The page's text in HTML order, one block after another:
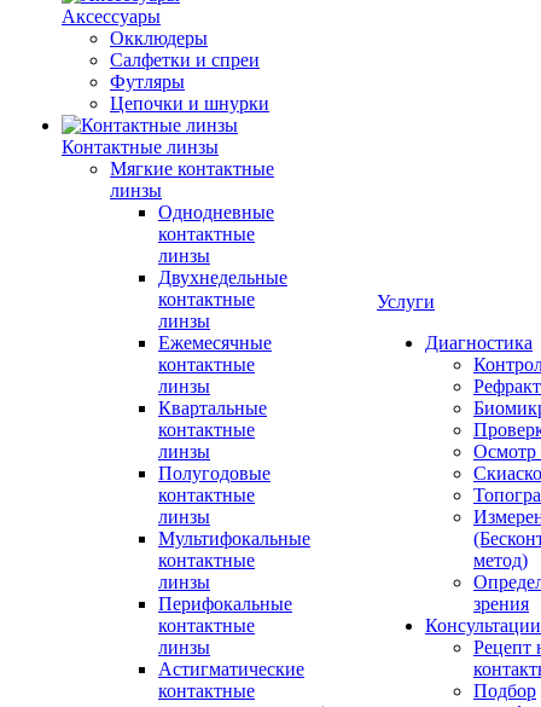
Аксессуары
Окклюдеры
Салфетки и спреи
Футляры
Цепочки и шнурки
Контактные линзы
Мягкие контактные
линзы
Однодневные
контактные
линзы
Двухнедельные
контактные
линзы
Ежемесячные
контактные
линзы
Квартальные
контактные
линзы
Полугодовые
контактные
линзы
Мультифокальные
контактные
линзы
Перифокальные
контактные
линзы
Астигматические
контактные
Услуги
Диагностика
Осмотр
метод)
зрения
Рецепт
Подбор